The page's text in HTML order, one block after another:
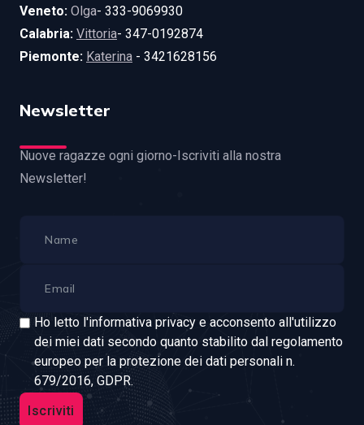
Veneto: Olga- 333-9069930
Calabria: Vittoria- 347-0192874
Piemonte: Katerina - 3421628156
Newsletter
Nuove ragazze ogni giorno-Iscriviti alla nostra
Newsletter!
Ho letto l'informativa privacy e acconsento all'utilizzo
dei miei dati secondo quanto stabilito dal regolamento
europeo per la protezione dei dati personali n.
679/2016, GDPR.
Iscriviti